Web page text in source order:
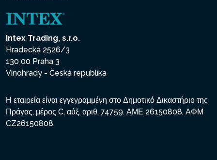
Intex Trading, s.r.o.
Hradecká 2526/3
130 00 Praha 3
Vinohrady - Česká republika
Η εταιρεία είναι εγγεγραμμένη στο Δημοτικό Δικαστήριο της
Πράγας, μέρος C, αύξ. αριθ. 74759. ΑΜΕ 26150808, ΑΦΜ
CZ26150808.